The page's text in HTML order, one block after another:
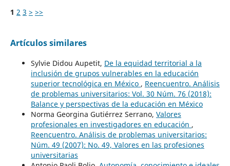
1 2 3 > >>
Artículos similares
Sylvie Didou Aupetit, De la equidad territorial a la
inclusión de grupos vulnerables en la educación
superior tecnológica en México , Reencuentro. Análisis
de problemas universitarios: Vol. 30 Núm. 76 (2018):
Balance y perspectivas de la educación en México
Norma Georgina Gutiérrez Serrano, Valores
profesionales en investigadores en educación ,
Reencuentro. Análisis de problemas universitarios:
Núm. 49 (2007): No. 49, Valores en las profesiones
universitarias